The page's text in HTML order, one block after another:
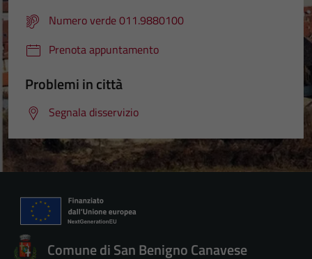
Numero verde 011.9880100
Prenota appuntamento
Problemi in città
Segnala disservizio
Comune di San Benigno Canavese